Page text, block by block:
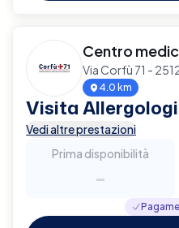
Centro
Via Corfù 71 -
4.0 km
Visita
Vedi altre prestazioni
Prima disponibilità
-